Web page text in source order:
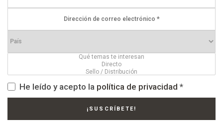
He leído y acepto la política de privacidad *